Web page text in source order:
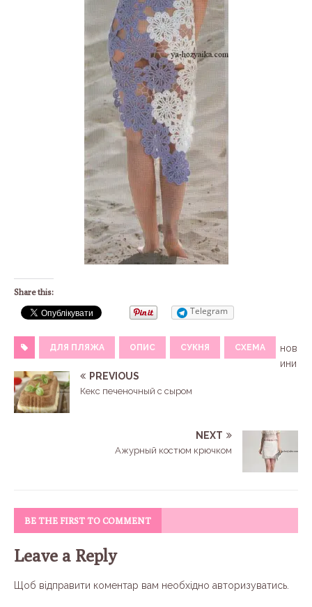
Share this:
Telegram
ДЛЯ ПЛЯЖА ОПИС СУКНЯ СХЕМА
нов
ини
PREVIOUS
Кекс печеночный с сыром
NEXT
Ажурный костюм крючком
BE THE FIRST TO COMMENT
Leave a Reply
Щоб відправити коментар вам необхідно авторизуватись